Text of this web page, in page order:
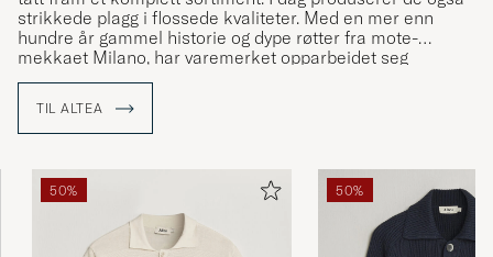
strikkede plagg i flossede kvaliteter. Med en mer enn
hundre år gammel historie og dype røtter fra mote-
mekkaet Milano, har varemerket opparbeidet seg
troverdighet og respekt når det gjelder både design og
TIL ALTEA
50% 50%